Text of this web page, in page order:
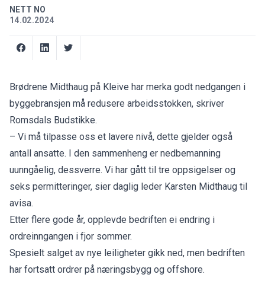
NETT NO
14.02.2024
Brødrene Midthaug på Kleive har merka godt nedgangen i
byggebransjen må redusere arbeidsstokken, skriver
Romsdals Budstikke.
– Vi må tilpasse oss et lavere nivå, dette gjelder også
antall ansatte. I den sammenheng er nedbemanning
uunngåelig, dessverre. Vi har gått til tre oppsigelser og
seks permitteringer, sier daglig leder Karsten Midthaug til
avisa.
Etter flere gode år, opplevde bedriften ei endring i
ordreinngangen i fjor sommer.
Spesielt salget av nye leiligheter gikk ned, men bedriften
har fortsatt ordrer på næringsbygg og offshore.